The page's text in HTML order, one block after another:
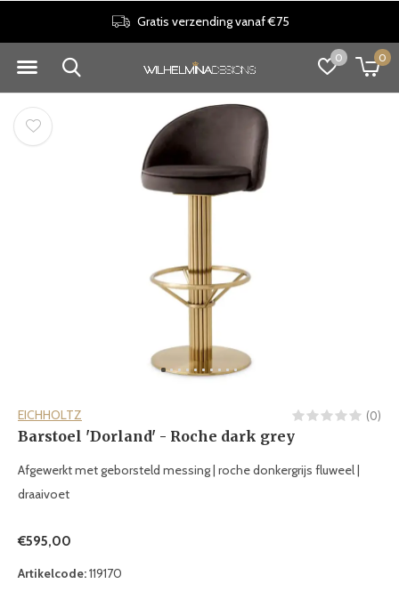
0 0
Gratis verzending vanaf €75
EICHHOLTZ (0)
Barstoel 'Dorland' - Roche dark grey
Afgewerkt met geborsteld messing | roche donkergrijs fluweel |
draaivoet
€595,00
Artikelcode:119170